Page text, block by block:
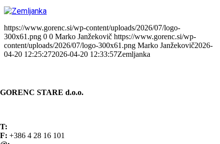
https://www.gorenc.si/wp-content/uploads/2026/07/logo-
300x61.png 0 0 Marko Janžekovič https://www.gorenc.si/wp-
content/uploads/2026/07/logo-300x61.png Marko Janžekovič2026-
04-20 12:25:272026-04-20 12:33:57Zemljanka
GORENC STARE d.o.o.
T:
F: +386 4 28 16 101